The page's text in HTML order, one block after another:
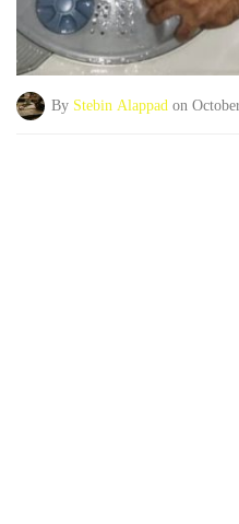
By Stebin Alappad on